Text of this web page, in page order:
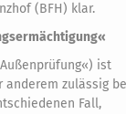
(BFH) klar.
ist
anderem zulässig
Fall,